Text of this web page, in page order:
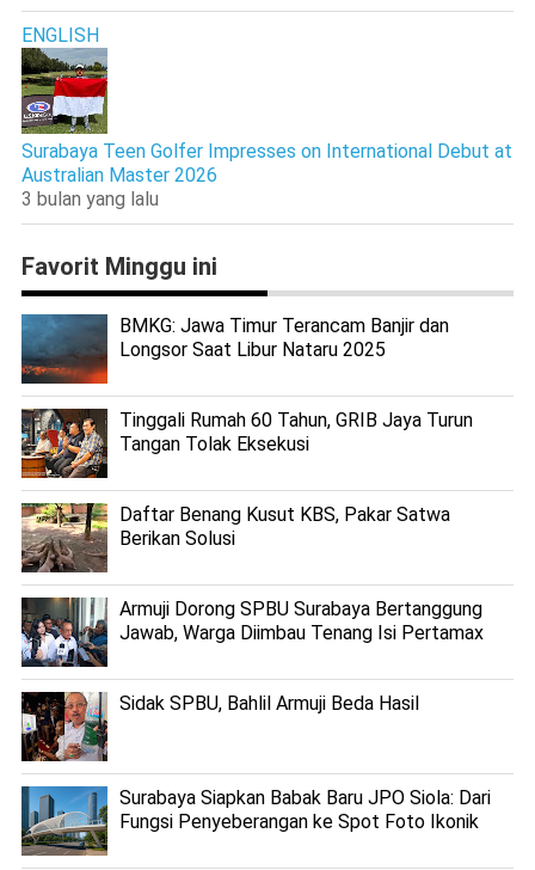
ENGLISH
Surabaya Teen Golfer Impresses on International Debut at
Australian Master 2026
3 bulan yang lalu
Favorit Minggu ini
BMKG: Jawa Timur Terancam Banjir dan
Longsor Saat Libur Nataru 2025
Tinggali Rumah 60 Tahun, GRIB Jaya Turun
Tangan Tolak Eksekusi
Daftar Benang Kusut KBS, Pakar Satwa
Berikan Solusi
Armuji Dorong SPBU Surabaya Bertanggung
Jawab, Warga Diimbau Tenang Isi Pertamax
Sidak SPBU, Bahlil Armuji Beda Hasil
Surabaya Siapkan Babak Baru JPO Siola: Dari
Fungsi Penyeberangan ke Spot Foto Ikonik